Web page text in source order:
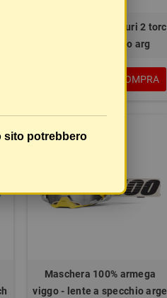
Maschera 100% accuri 2 torc
- lente a specchio arg
COMPRA
Maschera 100% armega
viggo - lente a specchio arge
sito potrebbero